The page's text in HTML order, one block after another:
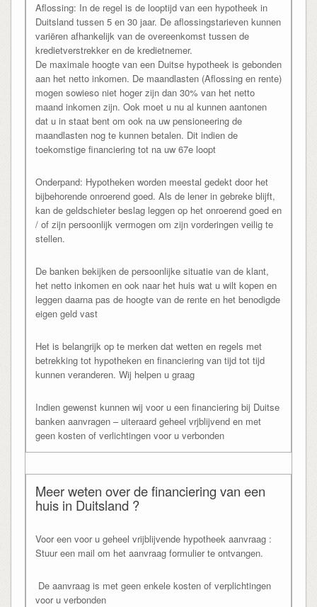
Aflossing: In de regel is de looptijd van een hypotheek in
Duitsland tussen 5 en 30 jaar. De aflossingstarieven kunnen
variëren afhankelijk van de overeenkomst tussen de
kredietverstrekker en de kredietnemer.
De maximale hoogte van een Duitse hypotheek is gebonden
aan het netto inkomen. De maandlasten (Aflossing en rente)
mogen sowieso niet hoger zijn dan 30% van het netto
maand inkomen zijn. Ook moet u nu al kunnen aantonen
dat u in staat bent om ook na uw pensioneering de
maandlasten nog te kunnen betalen. Dit indien de
toekomstige financiering tot na uw 67e loopt
Onderpand: Hypotheken worden meestal gedekt door het
bijbehorende onroerend goed. Als de lener in gebreke blijft,
kan de geldschieter beslag leggen op het onroerend goed en
/ of zijn persoonlijk vermogen om zijn vorderingen veilig te
stellen.
De banken bekijken de persoonlijke situatie van de klant,
het netto inkomen en ook naar het huis wat u wilt kopen en
leggen daarna pas de hoogte van de rente en het benodigde
eigen geld vast
Het is belangrijk op te merken dat wetten en regels met
betrekking tot hypotheken en financiering van tijd tot tijd
kunnen veranderen. Wij helpen u graag
Indien gewenst kunnen wij voor u een financiering bij Duitse
banken aanvragen – uiteraard geheel vrjblijvend en met
geen kosten of verlichtingen voor u verbonden
Meer weten over de financiering van een
huis in Duitsland ?
Voor een voor u geheel vrijblijvende hypotheek aanvraag :
Stuur een mail om het aanvraag formulier te ontvangen.
De aanvraag is met geen enkele kosten of verplichtingen
voor u verbonden